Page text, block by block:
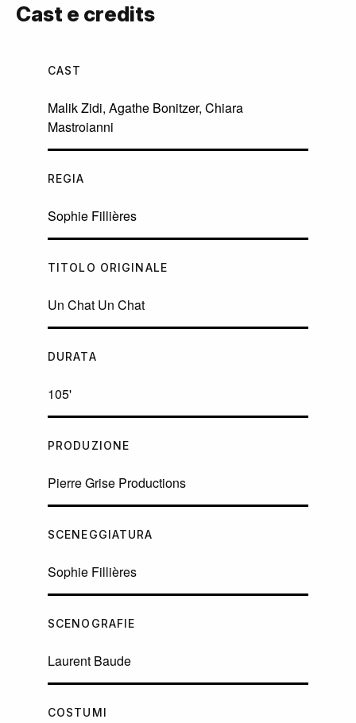
Cast e credits
CAST
Malik Zidi, Agathe Bonitzer, Chiara
Mastroianni
REGIA
Sophie Fillières
TITOLO ORIGINALE
Un Chat Un Chat
DURATA
105'
PRODUZIONE
Pierre Grise Productions
SCENEGGIATURA
Sophie Fillières
SCENOGRAFIE
Laurent Baude
COSTUMI